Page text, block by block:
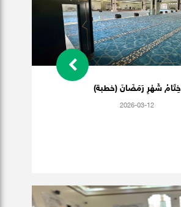
خِتَامُ شَهْرِ رَمَضَانَ (خطبة)
2026-03-12